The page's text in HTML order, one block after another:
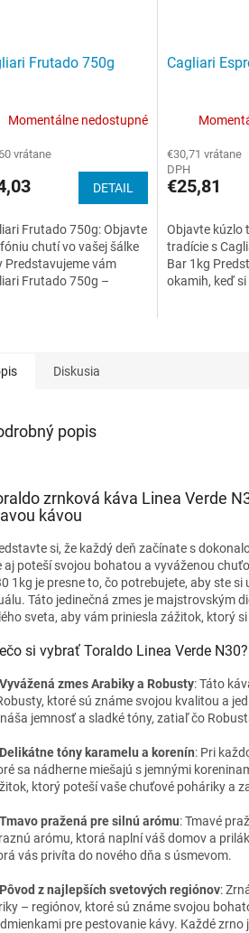
Frutado 750g
Momentálne nedostupné
vrátane
DETAIL
Frutado 750g: Objavte
chutí vo vašej šálke
Predstavujeme vám
Frutado 750g –
Cagliari
€30,71 vrátane
DPH
€25,81
Objavte kúzlo
tradície s
Bar 1kg
okamih, keď
Diskusia
popis
zrnková káva Linea Verde
kávou
si, že každý deň začínate s
aj poteší svojou bohatou a vyváženou
1kg je presne to, čo potrebujete, aby ste
Táto jedinečná zmes je majstrovským
sveta, aby vám priniesla zážitok, ktorý
si vybrať Toraldo Linea Verde N30?
Vyvážená zmes Arabiky a Robusty: Táto
ktoré sú známe svojou kvalitou a
jemnosť a sladké tóny, zatiaľ čo
Delikátne tóny karamelu a korenín: Pri
sa nádherne miešajú s jemnými
ktorý poteší vaše chuťové poháriky a
Tmavo pražená pre silnú arómu: Tmavé
arómu, ktorá naplní váš domov a
vás privíta do nového dňa s úsmevom.
Pôvod z najlepších svetových regiónov:
– regiónov, ktoré sú známe svojou
pre pestovanie kávy. Každé